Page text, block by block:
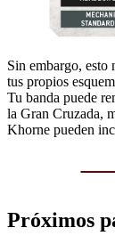
Sin embargo, esto
tus propios
Tu banda puede
la Gran Cruzada,
Khorne pueden
Próximos